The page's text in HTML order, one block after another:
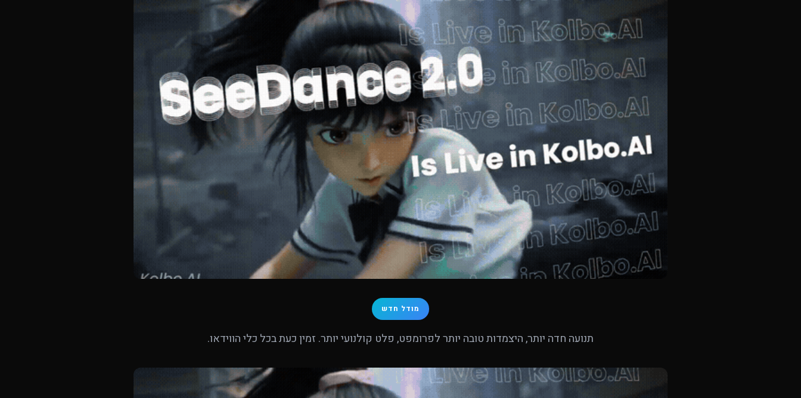
מודל חדש
תנועה חדה יותר, היצמדות טובה יותר לפרומפט, פלט קולנועי יותר. זמין כעת בכל כלי הווידאו.